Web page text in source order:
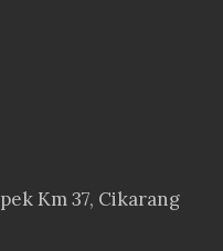
Km 37, Cikarang